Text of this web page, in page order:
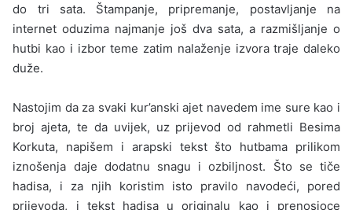
do tri sata. Štampanje, pripremanje, postavljanje na
internet oduzima najmanje još dva sata, a razmišljanje o
hutbi kao i izbor teme zatim nalaženje izvora traje daleko
duže.
Nastojim da za svaki kur’anski ajet navedem ime sure kao i
broj ajeta, te da uvijek, uz prijevod od rahmetli Besima
Korkuta, napi­šem i arapski tekst što hutbama prilikom
iznošenja daje dodatnu snagu i ozbiljnost. Što se tiče
hadisa, i za njih koristim isto pravilo navodeći, pored
prijevoda, i tekst hadisa u originalu kao i prenosio­ce